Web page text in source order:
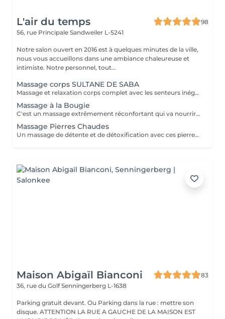
L'air du temps
98
56, rue Principale Sandweiler L-5241
Notre salon ouvert en 2016 est à quelques minutes de la ville,
nous vous accueillons dans une ambiance chaleureuse et
intimiste. Notre personnel, tout...
Massage corps SULTANE DE SABA
Massage et relaxation corps complet avec les senteurs inégalables de notre gamme artisanale et ancestrale de 'Sultane de Saba'. Pour vous faire plaisir ou pour offrir un moment de détente et bien-être.
Massage à la Bougie
C'est un massage extrêmement réconfortant qui va nourrir en même temps votre peau avec les propriétés de la bougie de massage. Vous voyagerez avec les senteurs inégalables de la gamme 'Sultane de Saba' . Idéalement à faire durant les mois d'hiver.
Massage Pierres Chaudes
Un massage de détente et de détoxification avec ces pierres chaudes de basalte qui vont détendre vos muscles et vous donneront une sensation de bien-être. Eviter de le faire en été car sensation de chaleur assez intense.
Maison Abigaïl Bianconi
83
36, rue du GolfSenningerberg L-1638
Parking gratuit devant. Ou Parking dans la rue : mettre son
disque. ATTENTION LA RUE A GAUCHE DE LA MAISON EST